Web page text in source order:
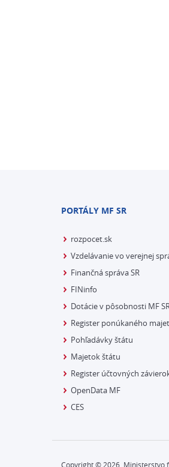
PORTÁLY MF SR
rozpocet.sk
Vzdelávanie vo verejnej
Finančná správa SR
FINinfo
Dotácie v pôsobnosti MF
Register ponúkaného
Pohľadávky štátu
Majetok štátu
Register účtovných
OpenData MF
CES
Copyright © 2026 Ministerstvo